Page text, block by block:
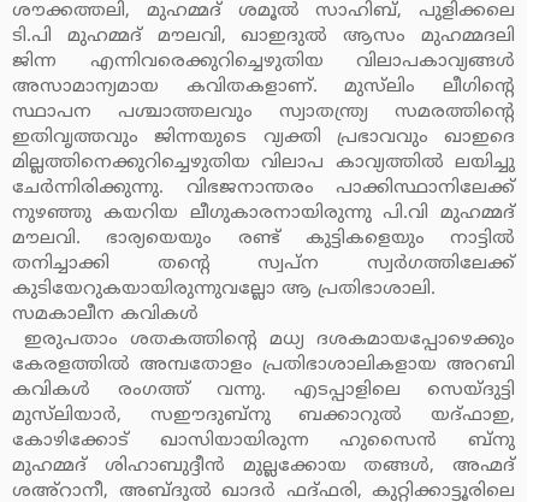
ശൗക്കത്തലി, മുഹമ്മദ് ശമൂല്‍ സാഹിബ്, പുളിക്കലെ
ടി.പി മുഹമ്മദ് മൗലവി, ഖാഇദുല്‍ ആസം മുഹമ്മദലി
ജിന്ന എന്നിവരെക്കുറിച്ചെഴുതിയ വിലാപകാവ്യങ്ങള്‍
അസാമാന്യമായ കവിതകളാണ്. മുസ്‌ലിം ലീഗിന്റെ
സ്ഥാപന പശ്ചാത്തലവും സ്വാതന്ത്ര്യ സമരത്തിന്റെ
ഇതിവൃത്തവും ജിന്നയുടെ വ്യക്തി പ്രഭാവവും ഖാഇദെ
മില്ലത്തിനെക്കുറിച്ചെഴുതിയ വിലാപ കാവ്യത്തില്‍ ലയിച്ചു
ചേര്‍ന്നിരിക്കുന്നു. വിഭജനാന്തരം പാക്കിസ്ഥാനിലേക്ക്
നുഴഞ്ഞു കയറിയ ലീഗുകാരനായിരുന്നു പി.വി മുഹമ്മദ്
മൗലവി. ഭാര്യയെയും രണ്ട് കുട്ടികളെയും നാട്ടില്‍
തനിച്ചാക്കി തന്റെ സ്വപ്ന സ്വര്‍ഗത്തിലേക്ക്
കുടിയേറുകയായിരുന്നുവല്ലോ ആ പ്രതിഭാശാലി.
സമകാലീന കവികള്‍
ഇരുപതാം ശതകത്തിന്റെ മധ്യ ദശകമായപ്പോഴെക്കും
കേരളത്തില്‍ അമ്പതോളം പ്രതിഭാശാലികളായ അറബി
കവികള്‍ രംഗത്ത് വന്നു. എടപ്പാളിലെ സെയ്ദുട്ടി
മുസ്‌ലിയാര്‍, സഈദുബ്‌നു ബക്കാറുല്‍ യദ്ഫാഇ,
കോഴിക്കോട് ഖാസിയായിരുന്ന ഹുസൈന്‍ ബ്‌നു
മുഹമ്മദ് ശിഹാബുദ്ദീന്‍ മുല്ലക്കോയ തങ്ങള്‍, അഹ്മദ്
ശഅ്‌റാനീ, അബ്ദുല്‍ ഖാദര്‍ ഫദ്ഫരി, കുറ്റിക്കാട്ടൂരിലെ